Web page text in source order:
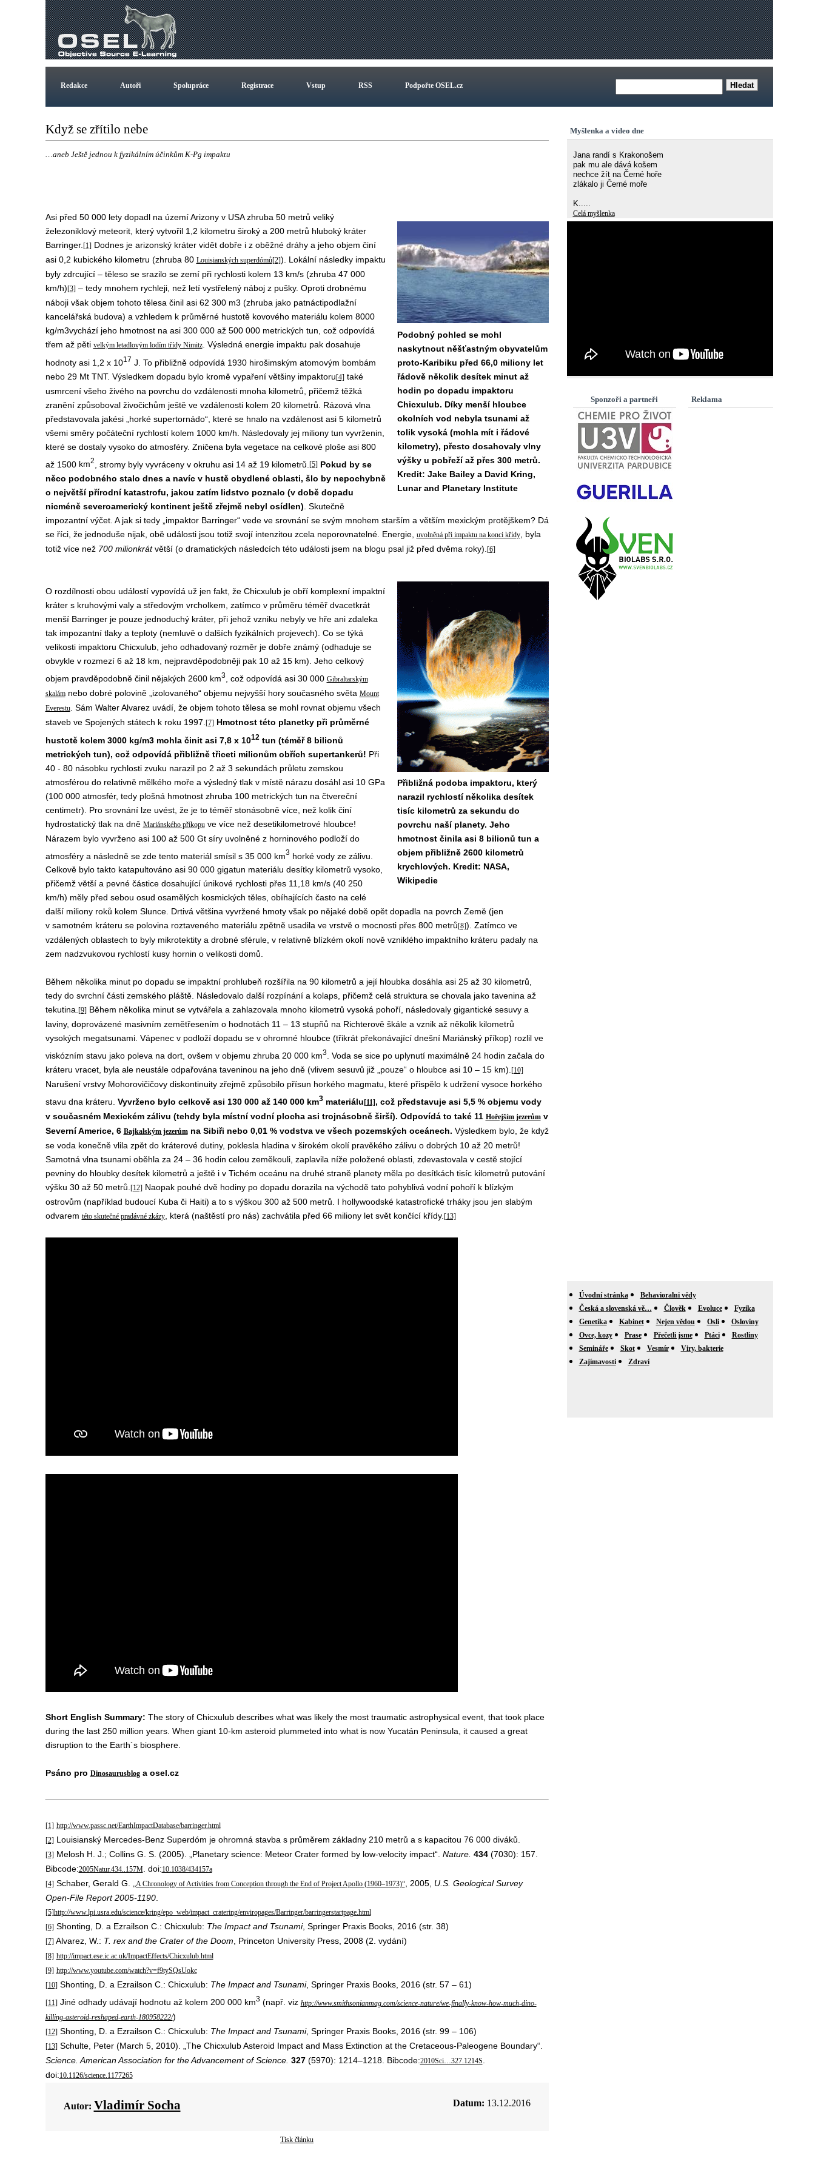
Redakce Autoři Spolupráce Registrace Vstup RSS Podpořte OSEL.cz
Když se zřítilo nebe
…aneb Ještě jednou k fyzikálním účinkům K-Pg impaktu
Podobný pohled se mohl
naskytnout něšťastným obyvatelům
proto-Karibiku před 66,0 miliony let
řádově několik desítek minut až
hodin po dopadu impaktoru
Chicxulub. Díky menší hloubce
okolních vod nebyla tsunami až
tolik vysoká (mohla mít i řádové
kilometry), přesto dosahovaly vlny
výšky u pobřeží až přes 300 metrů.
Kredit: Jake Bailey a David Kring,
Lunar and Planetary Institute
Asi před 50 000 lety dopadl na území Arizony v USA zhruba 50 metrů veliký
železoniklový meteorit, který vytvořil 1,2 kilometru široký a 200 metrů hluboký kráter
Barringer. [1]Dodnes je arizonský kráter vidět dobře i z oběžné dráhy a jeho objem činí
asi 0,2 kubického kilometru (zhruba 80 Louisianských superdómů[2]). Lokální následky impaktu
byly zdrcující – těleso se srazilo se zemí při rychlosti kolem 13 km/s (zhruba 47 000
km/h)[3]– tedy mnohem rychleji, než letí vystřelený náboj z pušky. Oproti drobnému
náboji však objem tohoto tělesa činil asi 62 300 m3 (zhruba jako patnáctipodlažní
kancelářská budova) a vzhledem k průměrné hustotě kovového materiálu kolem 8000
kg/m3vychází jeho hmotnost na asi 300 000 až 500 000 metrických tun, což odpovídá
třem až pěti velkým letadlovým lodím třídy Nimitz. Výsledná energie impaktu pak dosahuje
hodnoty asi 1,2 x 1017 J. To přibližně odpovídá 1930 hirošimským atomovým bombám
nebo 29 Mt TNT. Výsledkem dopadu bylo kromě vypaření většiny impaktoru[4]také
usmrcení všeho živého na povrchu do vzdálenosti mnoha kilometrů, přičemž těžká
zranění způsoboval živočichům ještě ve vzdálenosti kolem 20 kilometrů. Rázová vlna
představovala jakési „horké supertornádo“, které se hnalo na vzdálenost asi 5 kilometrů
všemi směry počáteční rychlostí kolem 1000 km/h. Následovaly jej miliony tun vyvrženin,
které se dostaly vysoko do atmosféry. Zničena byla vegetace na celkové ploše asi 800
až 1500 km2 , stromy byly vyvráceny v okruhu asi 14 až 19 kilometrů. [5] Pokud by se
něco podobného stalo dnes a navíc v hustě obydlené oblasti, šlo by nepochybně
o největší přírodní katastrofu, jakou zatím lidstvo poznalo (v době dopadu
nicméně severoamerický kontinent ještě zřejmě nebyl osídlen). Skutečně
impozantní výčet. A jak si tedy „impaktor Barringer“ vede ve srovnání se svým mnohem starším a větším mexickým protějškem? Dá
se říci, že jednoduše nijak, obě události jsou totiž svojí intenzitou zcela neporovnatelné. Energie, uvolněná při impaktu na konci křídy, byla
totiž více než 700 milionkrátvětší (o dramatických následcích této události jsem na blogu psal již před dvěma roky).[6]
Přibližná podoba impaktoru, který
narazil rychlostí několika desítek
tisíc kilometrů za sekundu do
povrchu naší planety. Jeho
hmotnost činila asi 8 bilionů tun a
objem přibližně 2600 kilometrů
krychlových. Kredit: NASA,
Wikipedie
O rozdílnosti obou událostí vypovídá už jen fakt, že Chicxulub je obří komplexní impaktní
kráter s kruhovými valy a středovým vrcholkem, zatímco v průměru téměř dvacetkrát
menší Barringer je pouze jednoduchý kráter, při jehož vzniku nebyly ve hře ani zdaleka
tak impozantní tlaky a teploty (nemluvě o dalších fyzikálních projevech). Co se týká
velikosti impaktoru Chicxulub, jeho odhadovaný rozměr je dobře známý (odhaduje se
obvykle v rozmezí 6 až 18 km, nejpravděpodobněji pak 10 až 15 km). Jeho celkový
objem pravděpodobně činil nějakých 2600 km3, což odpovídá asi 30 000 Gibraltarským
skalámnebo dobré polovině „izolovaného“ objemu nejvyšší hory současného světa Mount
Everestu. Sám Walter Alvarez uvádí, že objem tohoto tělesa se mohl rovnat objemu všech
staveb ve Spojených státech k roku 1997. [7] Hmotnost této planetky při průměrné
hustotě kolem 3000 kg/m3 mohla činit asi 7,8 x 1012tun (téměř 8 bilionů
metrických tun), což odpovídá přibližně třiceti milionům obřích supertankerů! Při
40 - 80 násobku rychlosti zvuku narazil po 2 až 3 sekundách průletu zemskou
atmosférou do relativně mělkého moře a výsledný tlak v místě nárazu dosáhl asi 10 GPa
(100 000 atmosfér, tedy plošná hmotnost zhruba 100 metrických tun na čtvereční
centimetr). Pro srovnání lze uvést, že je to téměř stonásobně více, než kolik činí
hydrostatický tlak na dně Mariánského příkopuve více než desetikilometrové hloubce!
Nárazem bylo vyvrženo asi 100 až 500 Gt síry uvolněné z horninového podloží do
atmosféry a následně se zde tento materiál smísil s 35 000 km3horké vody ze zálivu.
Celkově bylo takto katapultováno asi 90 000 gigatun materiálu desítky kilometrů vysoko,
přičemž větší a pevné částice dosahující únikové rychlosti přes 11,18 km/s (40 250
km/h) měly před sebou osud osamělých kosmických těles, obíhajících často na celé
další miliony roků kolem Slunce. Drtivá většina vyvržené hmoty však po nějaké době opět dopadla na povrch Země (jen
v samotném kráteru se polovina roztaveného materiálu zpětně usadila ve vrstvě o mocnosti přes 800 metrů[8]). Zatímco ve
vzdálených oblastech to byly mikrotektity a drobné sférule, v relativně blízkém okolí nově vzniklého impaktního kráteru padaly na
zem nadzvukovou rychlostí kusy hornin o velikosti domů.
Během několika minut po dopadu se impaktní prohlubeň rozšířila na 90 kilometrů a její hloubka dosáhla asi 25 až 30 kilometrů,
tedy do svrchní části zemského pláště. Následovalo další rozpínání a kolaps, přičemž celá struktura se chovala jako tavenina až
tekutina.[9]Během několika minut se vytvářela a zahlazovala mnoho kilometrů vysoká pohoří, následovaly gigantické sesuvy a
laviny, doprovázené masivním zemětřesením o hodnotách 11 – 13 stupňů na Richterově škále a vznik až několik kilometrů
vysokých megatsunami. Vápenec v podloží dopadu se v ohromné hloubce (třikrát překonávající dnešní Mariánský příkop) rozlil ve
viskózním stavu jako poleva na dort, ovšem v objemu zhruba 20 000 km3. Voda se sice po uplynutí maximálně 24 hodin začala do
kráteru vracet, byla ale neustále odpařována taveninou na jeho dně (vlivem sesuvů již „pouze“ o hloubce asi 10 – 15 km). [10]
Narušení vrstvy Mohorovičičovy diskontinuity zřejmě způsobilo přísun horkého magmatu, které přispělo k udržení vysoce horkého
stavu dna kráteru. Vyvrženo bylo celkově asi 130 000 až 140 000 km3materiálu[11], což představuje asi 5,5 % objemu vody
v současném Mexickém zálivu (tehdy byla místní vodní plocha asi trojnásobně širší). Odpovídá to také 11 Hořejším jezerůmv
Severní Americe, 6 Bajkalským jezerůmna Sibiři nebo 0,01 % vodstva ve všech pozemských oceánech. Výsledkem bylo, že když
se voda konečně vlila zpět do kráterové dutiny, poklesla hladina v širokém okolí pravěkého zálivu o dobrých 10 až 20 metrů!
Samotná vlna tsunami oběhla za 24 – 36 hodin celou zeměkouli, zaplavila níže položené oblasti, zdevastovala v cestě stojící
pevniny do hloubky desítek kilometrů a ještě i v Tichém oceánu na druhé straně planety měla po desítkách tisíc kilometrů putování
výšku 30 až 50 metrů. [12]Naopak pouhé dvě hodiny po dopadu dorazila na východě tato pohyblivá vodní pohoří k blízkým
ostrovům (například budoucí Kuba či Haiti) a to s výškou 300 až 500 metrů. I hollywoodské katastrofické trháky jsou jen slabým
odvarem této skutečné pradávné zkázy, která (naštěstí pro nás) zachvátila před 66 miliony let svět končící křídy. [13]
Short English Summary: The story of Chicxulub describes what was likely the most traumatic astrophysical event, that took place
during the last 250 million years. When giant 10-km asteroid plummeted into what is now Yucatán Peninsula, it caused a great
disruption to the Earth´s biosphere.
Psáno pro Dinosaurusbloga osel.cz
[1] http://www.passc.net/EarthImpactDatabase/barringer.html
[2]Louisianský Mercedes-Benz Superdóm je ohromná stavba s průměrem základny 210 metrů a s kapacitou 76 000 diváků.
[3]Melosh H. J.; Collins G. S. (2005). „Planetary science: Meteor Crater formed by low-velocity impact“. Nature. 434(7030): 157.
Bibcode:2005Natur.434..157M. doi:10.1038/434157a
[4]Schaber, Gerald G. „A Chronology of Activities from Conception through the End of Project Apollo (1960–1973)“, 2005, U.S. Geological Survey
Open-File Report 2005-1190.
[5]http://www.lpi.usra.edu/science/kring/epo_web/impact_cratering/enviropages/Barringer/barringerstartpage.html
[6]Shonting, D. a Ezrailson C.: Chicxulub: The Impact and Tsunami, Springer Praxis Books, 2016 (str. 38)
[7]Alvarez, W.: T. rex and the Crater of the Doom , Princeton University Press, 2008 (2. vydání)
[8] http://impact.ese.ic.ac.uk/ImpactEffects/Chicxulub.html
[9] http://www.youtube.com/watch?v=f9tySQsUokc
[10]Shonting, D. a Ezrailson C.: Chicxulub: The Impact and Tsunami, Springer Praxis Books, 2016 (str. 57 – 61)
[11]Jiné odhady udávají hodnotu až kolem 200 000 km3(např. viz http://www.smithsonianmag.com/science-nature/we-finally-know-how-much-dino-
killing-asteroid-reshaped-earth-180958222/)
[12]Shonting, D. a Ezrailson C.: Chicxulub: The Impact and Tsunami, Springer Praxis Books, 2016 (str. 99 – 106)
[13]Schulte, Peter (March 5, 2010). „The Chicxulub Asteroid Impact and Mass Extinction at the Cretaceous-Paleogene Boundary“.
Science. American Association for the Advancement of Science. 327(5970): 1214–1218. Bibcode:2010Sci…327.1214S.
doi:10.1126/science.1177265
Autor: Vladimír Socha Datum: 13.12.2016
Tisk článku
Myšlenka a video dne
Jana randí s Krakonošem
pak mu ale dává košem
nechce žít na Černé hoře
zlákalo ji Černé moře
K.....
Celá myšlenka
Reklama
Sponzoři a partneři
Úvodní stránka
Behavioralni vědy
Česká a slovenská vě…
Člověk Evoluce
Fyzika
Genetika
Kabinet Nejen vědou Osli
Osloviny
Ovce, kozy
Prase Přečetli jsme Ptáci
Rostliny
Semináře
Skot Vesmír
Viry, bakterie
Zajímavosti
Zdraví